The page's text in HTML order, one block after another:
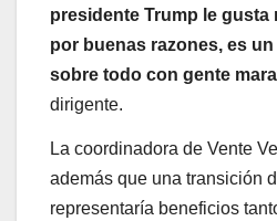
presidente Trump le gusta
por buenas razones, es
sobre todo con gente
dirigente.
La coordinadora de Vente
además que una transición
representaría beneficios